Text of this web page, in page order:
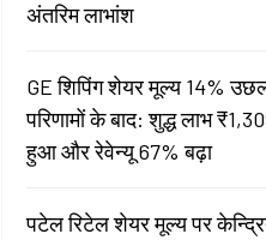
अंतरिम लाभांश
GE शिपिंग शेयर मूल्य 14%
परिणामों के बाद: शुद्ध लाभ
हुआ और रेवेन्यू 67% बढ़ा
पटेल रिटेल शेयर मूल्य पर